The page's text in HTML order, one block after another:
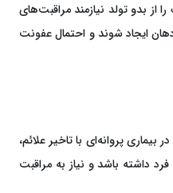
از بدو تولد نیازمند مراقبت‌های
ایجاد شوند و احتمال عفونت
پروانه‌ای با تاخیر علائم،
داشته باشد و نیاز به مراقبت